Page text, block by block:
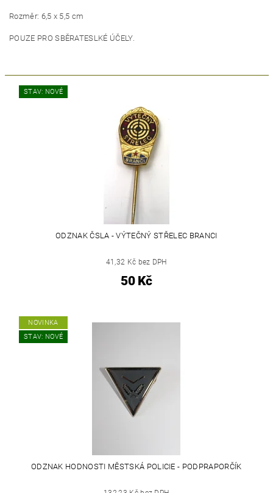
Rozměr: 6,5 x 5,5 cm
POUZE PRO SBĚRATESLKÉ ÚČELY.
STAV: NOVÉ
ODZNAK ČSLA - VÝTEČNÝ STŘELEC BRANCI
41,32 Kč bez DPH
50 Kč
NOVINKA
STAV: NOVÉ
ODZNAK HODNOSTI MĚSTSKÁ POLICIE - PODPRAPORČÍK